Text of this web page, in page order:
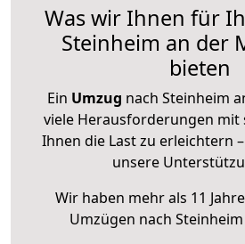
Was wir Ihnen für
Steinheim an der
bieten
Ein Umzug nach Steinheim
viele Herausforderungen mit
Ihnen die Last zu erleichtern
unsere
Wir haben mehr als 11
Umzügen nach